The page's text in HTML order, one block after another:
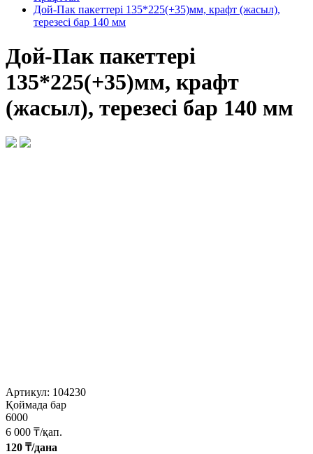
Дой-Пак пакеттері 135*225(+35)мм, крафт (жасыл),
терезесі бар 140 мм
Дой-Пак пакеттері
135*225(+35)мм, крафт
(жасыл), терезесі бар 140 мм
Артикул: 104230
Қоймада бар
6000
6 000 ₸/қап.
120 ₸/дана